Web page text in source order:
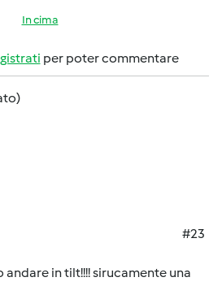
In cima
per poter commentare
#23
in tilt!!!! sirucamente una